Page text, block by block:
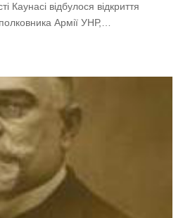
Каунасі відбулося відкриття
Армії УНР,…